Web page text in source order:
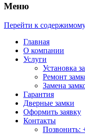
Служба
замков +7
Меню
Перейти к
Главная
О компании
Услуги
Установка
Ремонт
Замена
Гарантия
Дверные замки
Оформить заявку
Контакты
Позвонить: